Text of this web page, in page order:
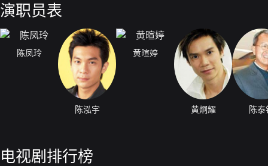
演职员表
陈凤玲
陈泓宇
黄暄婷
黄炯耀 陈泰
电视剧排行榜